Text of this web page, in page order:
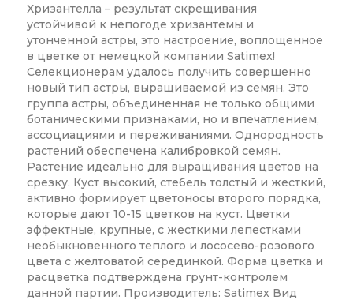
Хризантелла – результат скрещивания
устойчивой к непогоде хризантемы и
утонченной астры, это настроение, воплощенное
в цветке от немецкой компании Satimex!
Селекционерам удалось получить совершенно
новый тип астры, выращиваемой из семян. Это
группа астры, объединенная не только общими
ботаническими признаками, но и впечатлением,
ассоциациями и переживаниями. Однородность
растений обеспечена калибровкой семян.
Растение идеально для выращивания цветов на
срезку. Куст высокий, стебель толстый и жесткий,
активно формирует цветоносы второго порядка,
которые дают 10-15 цветков на куст. Цветки
эффектные, крупные, с жесткими лепестками
необыкновенного теплого и лососево-розового
цвета с желтоватой серединкой. Форма цветка и
расцветка подтверждена грунт-контролем
данной партии. Производитель: Satimex Вид